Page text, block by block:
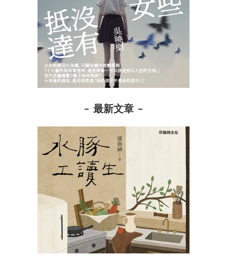
最新文章